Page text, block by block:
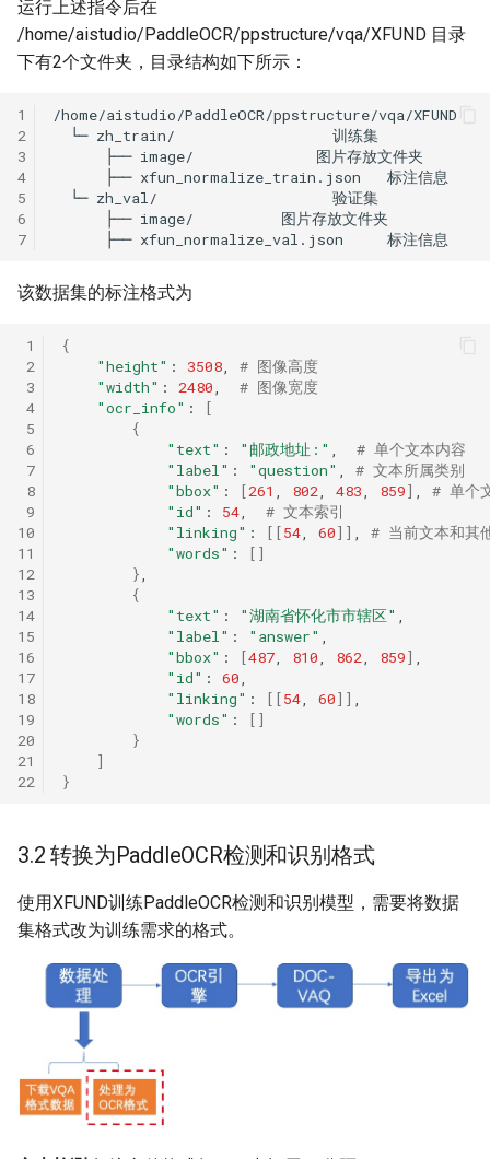
运行上述指令后在
/home/aistudio/PaddleOCR/ppstructure/vqa/XFUND 目录
下有2个文件夹，目录结构如下所示：
1
2
3
4
5
6
7
└─ zh_train/
├── image/
├── xfun_normalize_train.json
└─ zh_val/
├── image/
├── xfun_normalize_val.json
该数据集的标注格式为
1
2
3
4
5
6
7
8
9
10
11
12
13
14
15
16
17
18
19
20
21
22
{
"height" : 3508,
# 图像高度
"width" : 2480,
# 图像宽度
"ocr_info" :
[
{
"text" : "邮政地址:" ,
# 单个文本内容
"label" : "question" ,
# 文本所属类别
"bbox" : [261 , 802, 483, 859] ,
# 单个
"id" : 54,
# 文本索引
"linking" : [[54, 60]] ,
# 当前文本和
"words" :
[]
}
{
"text" : "湖南省怀化市市辖区"
"label" : "answer"
"bbox" : [487, 810, 862, 859]
"id" : 60
"linking" : [[54, 60]]
"words" :
[]
}
]
}
3.2 转换为PaddleOCR检测和识别格式
使用XFUND训练PaddleOCR检测和识别模型，需要将数据
集格式改为训练需求的格式。